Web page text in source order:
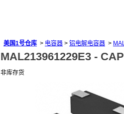
美国1号仓库 > 电容器 > 铝电解电容器 >
MAL213961229E3 -
非库存货